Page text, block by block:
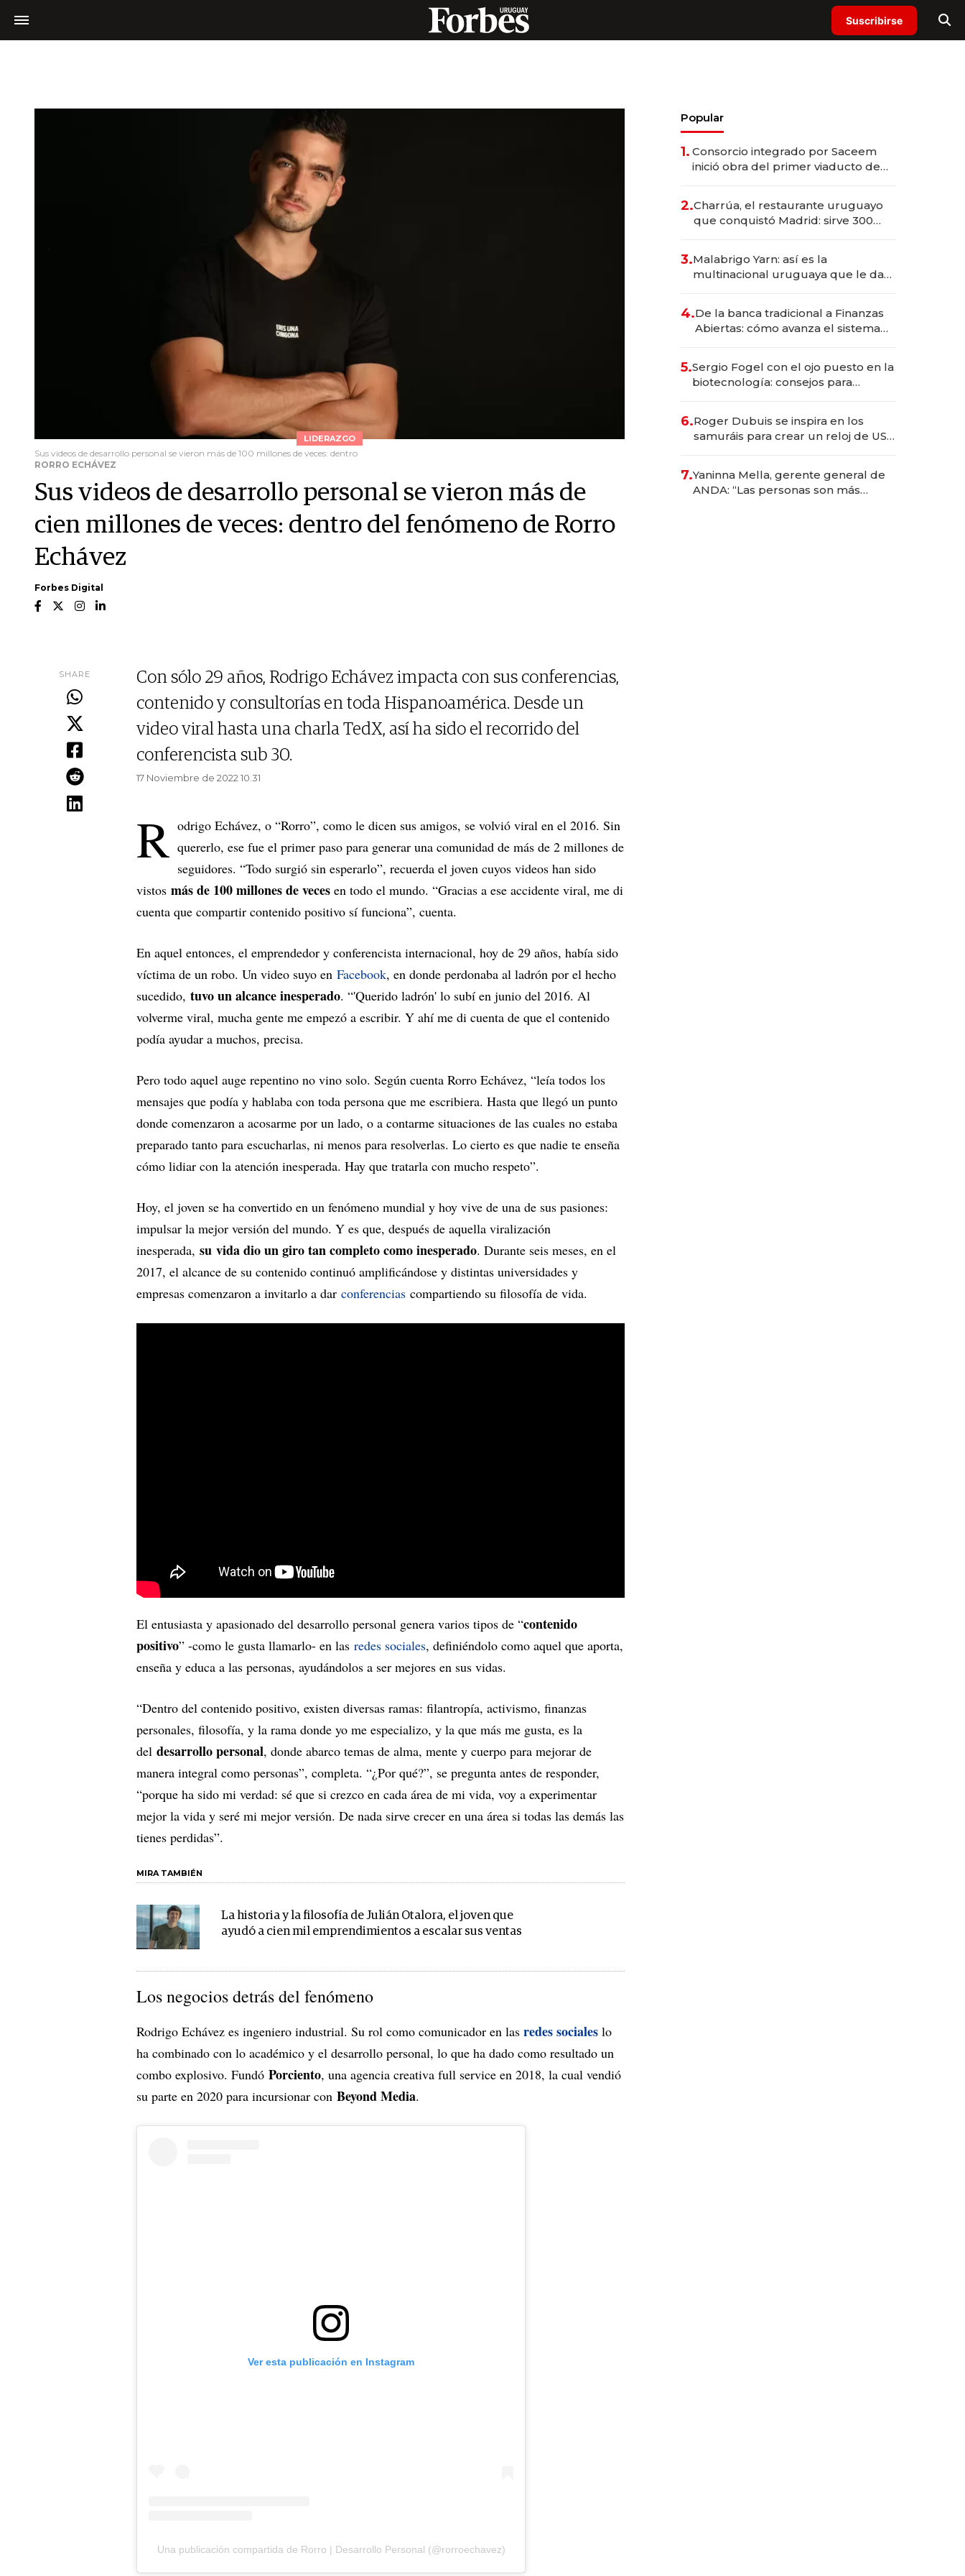
Suscribirse
LIDERAZGO
Sus videos de desarrollo personal se vieron más de 100 millones de veces: dentro
RORRO ECHÁVEZ
Sus videos de desarrollo personal se vieron más de
cien millones de veces: dentro del fenómeno de Rorro
Echávez
Forbes Digital
SHARE
Con sólo 29 años, Rodrigo Echávez impacta con sus conferencias,
contenido y consultorías en toda Hispanoamérica. Desde un
video viral hasta una charla TedX, así ha sido el recorrido del
conferencista sub 30.
17 Noviembre de 2022 10.31
R odrigo Echávez, o “Rorro”, como le dicen sus amigos, se volvió viral en el 2016. Sin
quererlo, ese fue el primer paso para generar una comunidad de más de 2 millones de
seguidores. “Todo surgió sin esperarlo”, recuerda el joven cuyos videos han sido
vistos más de 100 millones de veces en todo el mundo. “Gracias a ese accidente viral, me di
cuenta que compartir contenido positivo sí funciona”, cuenta.
En aquel entonces, el emprendedor y conferencista internacional, hoy de 29 años, había sido
víctima de un robo. Un video suyo en Facebook, en donde perdonaba al ladrón por el hecho
sucedido, tuvo un alcance inesperado. “'Querido ladrón' lo subí en junio del 2016. Al
volverme viral, mucha gente me empezó a escribir. Y ahí me di cuenta de que el contenido
podía ayudar a muchos, precisa.
Pero todo aquel auge repentino no vino solo. Según cuenta Rorro Echávez, “leía todos los
mensajes que podía y hablaba con toda persona que me escribiera. Hasta que llegó un punto
donde comenzaron a acosarme por un lado, o a contarme situaciones de las cuales no estaba
preparado tanto para escucharlas, ni menos para resolverlas. Lo cierto es que nadie te enseña
cómo lidiar con la atención inesperada. Hay que tratarla con mucho respeto”.
Hoy, el joven se ha convertido en un fenómeno mundial y hoy vive de una de sus pasiones:
impulsar la mejor versión del mundo. Y es que, después de aquella viralización
inesperada, su vida dio un giro tan completo como inesperado. Durante seis meses, en el
2017, el alcance de su contenido continuó amplificándose y distintas universidades y
empresas comenzaron a invitarlo a dar conferencias compartiendo su filosofía de vida.
El entusiasta y apasionado del desarrollo personal genera varios tipos de “contenido
positivo” -como le gusta llamarlo- en las redes sociales, definiéndolo como aquel que aporta,
enseña y educa a las personas, ayudándolos a ser mejores en sus vidas.
“Dentro del contenido positivo, existen diversas ramas: filantropía, activismo, finanzas
personales, filosofía, y la rama donde yo me especializo, y la que más me gusta, es la
del desarrollo personal, donde abarco temas de alma, mente y cuerpo para mejorar de
manera integral como personas”, completa. “¿Por qué?”, se pregunta antes de responder,
“porque ha sido mi verdad: sé que si crezco en cada área de mi vida, voy a experimentar
mejor la vida y seré mi mejor versión. De nada sirve crecer en una área si todas las demás las
tienes perdidas”.
MIRA TAMBIÉN
La historia y la filosofía de Julián Otalora, el joven que
ayudó a cien mil emprendimientos a escalar sus ventas
Los negocios detrás del fenómeno
Rodrigo Echávez es ingeniero industrial. Su rol como comunicador en las redes sociales lo
ha combinado con lo académico y el desarrollo personal, lo que ha dado como resultado un
combo explosivo. Fundó Porciento, una agencia creativa full service en 2018, la cual vendió
su parte en 2020 para incursionar con Beyond Media.
Ver esta publicación en Instagram
Una publicación compartida de Rorro | Desarrollo Personal (@rorroechavez)
Popular
1. Consorcio integrado por Saceem
inició obra del primer viaducto de
millones
2.Charrúa, el restaurante uruguayo
que conquistó Madrid: sirve 300
prepara apertura
3.Malabrigo Yarn: así es la
multinacional uruguaya que le da
4.De la banca tradicional a Finanzas
Abiertas: cómo avanza el sistema
5.Sergio Fogel con el ojo puesto en la
biotecnología: consejos para
6.Roger Dubuis se inspira en los
samuráis para crear un reloj de US$
7.Yaninna Mella, gerente general de
ANDA: “Las personas son más